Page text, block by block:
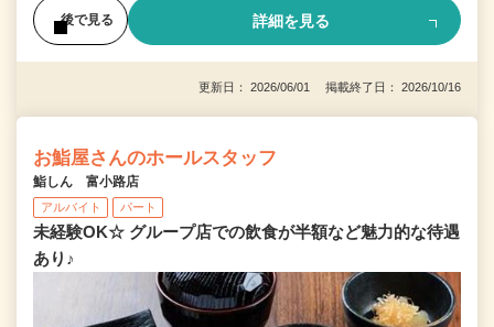
後で見る 詳細を見る
更新日： 2026/06/01 掲載終了日： 2026/10/16
お鮨屋さんのホールスタッフ
鮨しん 富小路店
アルバイト パート
未経験OK☆ グループ店での飲食が半額など魅力的な待遇
あり♪